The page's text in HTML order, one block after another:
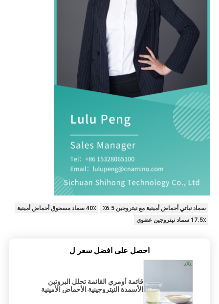
سماد نباتي أحماض أمينية مع نيتروجين 6.5٪
40٪ سماد مسحوق أحماض أمينية
17.5٪ سماد نيتروجين عضوي
احصل على افضل سعر ل
قائمة أومري القائمة تحلل البروتين
الأسمدة النيتروجينية الأحماض الأمينية